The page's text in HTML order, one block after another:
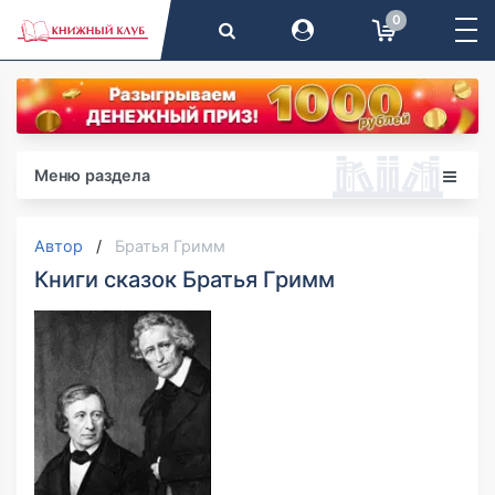
0
Меню раздела
Автор Братья Гримм
Книги сказок Братья Гримм